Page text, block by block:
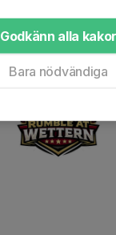
Godkänn alla kakor
Bara nödvändiga